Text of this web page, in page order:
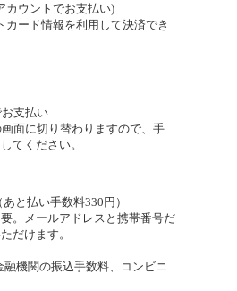
カウントでお支払い)
カード情報を利用して決済でき
お支払い
面に切り替わりますので、手
てください。
と払い手数料330円）
。メールアドレスと携帯番号だ
だけます。
機関の振込手数料、コンビニ